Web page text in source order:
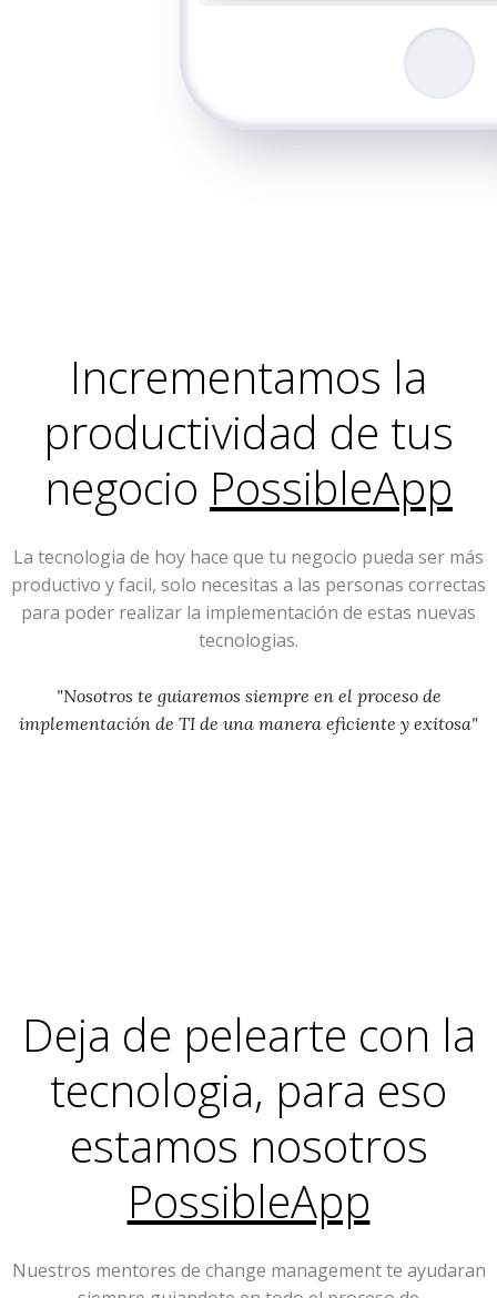
Incrementamos la
productividad de tus
negocio PossibleApp
La tecnologia de hoy hace que tu negocio pueda ser más
productivo y facil, solo necesitas a las personas correctas
para poder realizar la implementación de estas nuevas
tecnologias.
"Nosotros te guiaremos siempre en el proceso de
implementación de TI de una manera eficiente y exitosa"
Deja de pelearte con la
tecnologia, para eso
estamos nosotros
PossibleApp
Nuestros mentores de change management te ayudaran